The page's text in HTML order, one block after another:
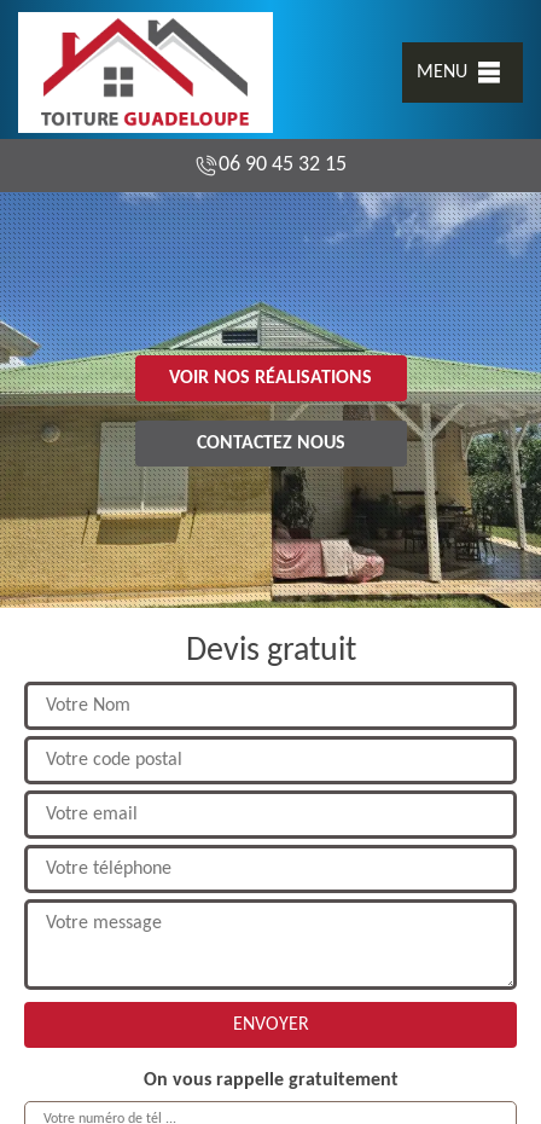
MENU
06 90 45 32 15
VOIR NOS RÉALISATIONS
CONTACTEZ NOUS
Devis gratuit
On vous rappelle gratuitement